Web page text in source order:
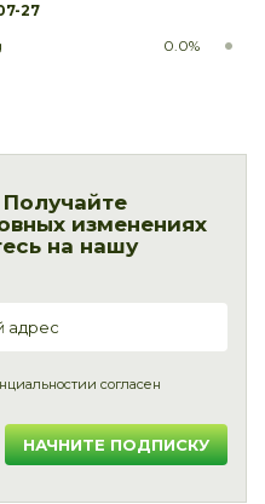
27
0.0%
изменениях
на нашу
и согласен
НАЧНИТЕ ПОДПИСКУ